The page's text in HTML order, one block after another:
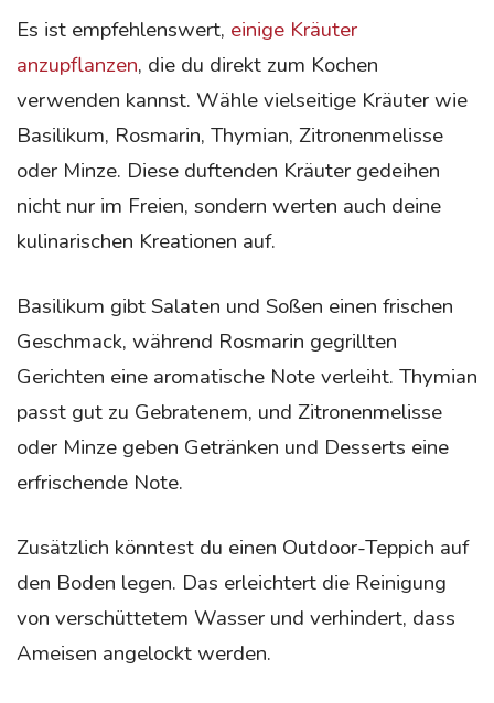
Es ist empfehlenswert, einige Kräuter
anzupflanzen, die du direkt zum Kochen
verwenden kannst. Wähle vielseitige Kräuter wie
Basilikum, Rosmarin, Thymian, Zitronenmelisse
oder Minze. Diese duftenden Kräuter gedeihen
nicht nur im Freien, sondern werten auch deine
kulinarischen Kreationen auf.
Basilikum gibt Salaten und Soßen einen frischen
Geschmack, während Rosmarin gegrillten
Gerichten eine aromatische Note verleiht. Thymian
passt gut zu Gebratenem, und Zitronenmelisse
oder Minze geben Getränken und Desserts eine
erfrischende Note.
Zusätzlich könntest du einen Outdoor-Teppich auf
den Boden legen. Das erleichtert die Reinigung
von verschüttetem Wasser und verhindert, dass
Ameisen angelockt werden.